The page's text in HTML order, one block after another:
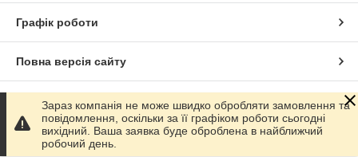
Графік роботи
Повна версія сайту
Сайт створено на маркетплейсіProm.ua
Політика конфіденційності
Зараз компанія не може швидко обробляти замовлення та
повідомлення, оскільки за її графіком роботи сьогодні
вихідний. Ваша заявка буде оброблена в найближчий
робочий день.